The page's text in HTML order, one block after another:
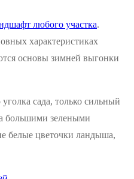
любого участка.
характеристиках
основы зимней выгонки
сада, только сильный
большими зелеными
белые цветочки ландыша,